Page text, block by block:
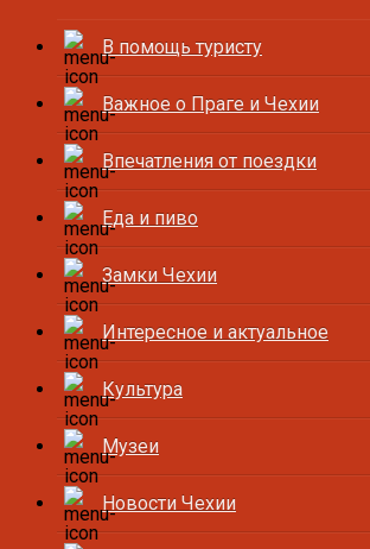
В помощь туристу
Важное о Праге и Чехии
Впечатления от поездки
Еда и пиво
Замки Чехии
Интересное и актуальное
Культура
Музеи
Новости Чехии